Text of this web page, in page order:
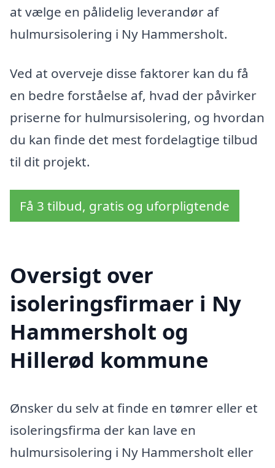
at vælge en pålidelig leverandør af
hulmursisolering i Ny Hammersholt.
Ved at overveje disse faktorer kan du få
en bedre forståelse af, hvad der påvirker
priserne for hulmursisolering, og hvordan
du kan finde det mest fordelagtige tilbud
til dit projekt.
Få 3 tilbud, gratis og uforpligtende
Oversigt over
isoleringsfirmaer i Ny
Hammersholt og
Hillerød kommune
Ønsker du selv at finde en tømrer eller et
isoleringsfirma der kan lave en
hulmursisolering i Ny Hammersholt eller